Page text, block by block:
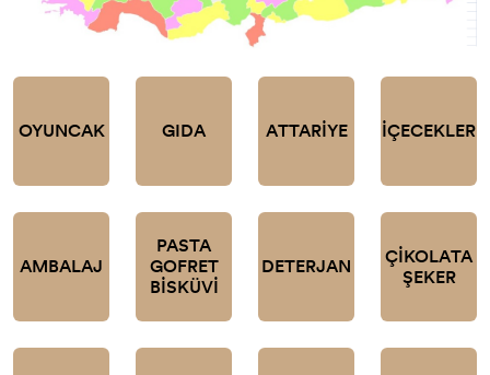
OYUNCAK GIDA ATTARİYE İÇECEKLER
AMBALAJ
PASTA
GOFRET
BİSKÜVİ
DETERJAN
ÇİKOLATA
ŞEKER